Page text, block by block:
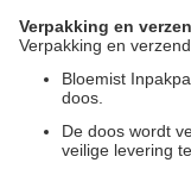
Verpakking en
Verpakking en
Bloemist
doos.
De doos wordt
veilige levering